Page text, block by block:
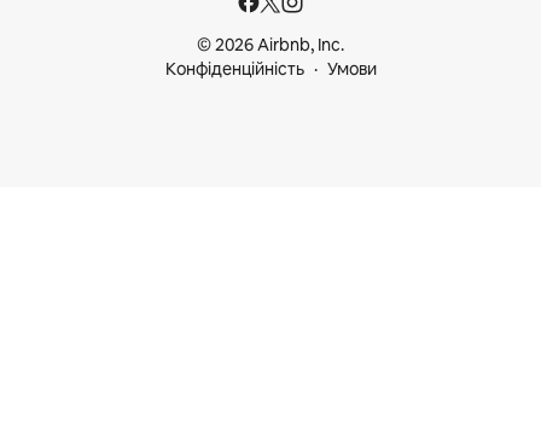
© 2026 Airbnb, Inc.
Конфіденційність
Умови